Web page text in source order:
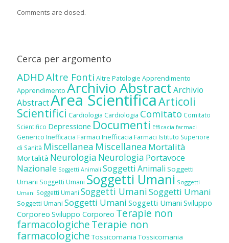
Comments are closed.
Cerca per argomento
ADHDAltre Fonti Altre Patologie Apprendimento
Apprendimento Archivio AbstractArchivio
AbstractArea ScientificaArticoli
Scientifici Cardiologia Cardiologia Comitato Comitato
Scientifico Depressione Documenti Efficacia farmaci
Generico Inefficacia Farmaci Inefficacia Farmaci Istituto Superiore
di Sanità Miscellanea Miscellanea Mortalità
Mortalità Neurologia Neurologia Portavoce
Nazionale Soggetti Animali Soggetti Animali Soggetti
Umani Soggetti Umani Soggetti Umani Soggetti
Umani Soggetti Umani Soggetti UmaniSoggetti Umani
Soggetti Umani Soggetti Umani Soggetti Umani Sviluppo
Corporeo Sviluppo Corporeo Terapie non
farmacologicheTerapie non
farmacologiche Tossicomania Tossicomania